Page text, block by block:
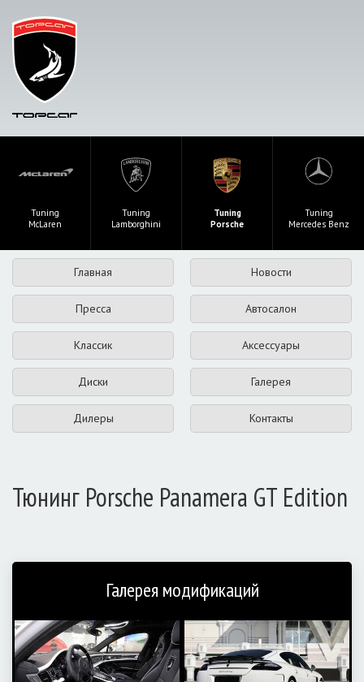
Tuning
McLaren
Tuning
Lamborghini
Tuning
Porsche
Tuning
Mercedes Benz
Главная Новости
Пресса Автосалон
Классик Аксессуары
Диски Галерея
Дилеры Контакты
Тюнинг Porsche Panamera GT Edition
Галерея модификаций